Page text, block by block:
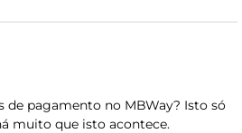
pagamento no MBWay? Isto só
muito que isto acontece.